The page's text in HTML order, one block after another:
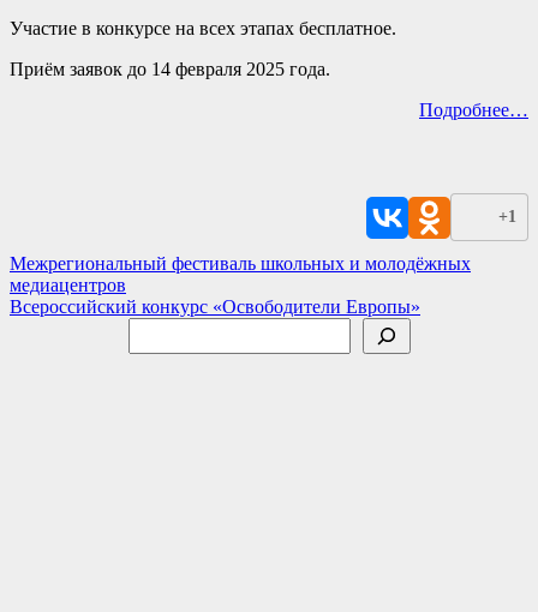
Участие в конкурсе на всех этапах бесплатное.
Приём заявок до 14 февраля 2025 года.
Подробнее…
+1
Навигация
по
Межрегиональный фестиваль школьных и молодёжных
медиацентров
Всероссийский конкурс «Освободители Европы»